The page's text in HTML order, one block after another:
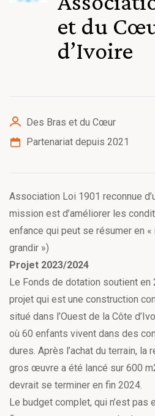
et du
d’Ivoire
Des Bras et du Cœur
Partenariat depuis 2021
Association Loi 1901 reconnue
mission est d’améliorer les
enfance qui peut se résumer en
grandir »)
Projet 2023/2024
Le Fonds de dotation soutient
projet qui est une construction
situé dans l’Ouest de la Côte
où 60 enfants vivent dans des
dures. Après l’achat du terrain, la
gros œuvre a été lancé sur 600
devrait se terminer en fin 2024.
Le budget complet, qui n’est pas